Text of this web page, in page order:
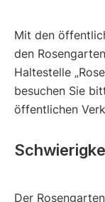
Mit den
den
Haltestelle
besuchen Sie
öffentlichen
Der